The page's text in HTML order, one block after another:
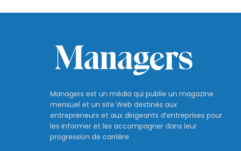
Managers est un média qui publie un magazine
mensuel et un site Web destinés aux
entrepreneurs et aux dirigeants d’entreprises pour
les informer et les accompagner dans leur
progression de carrière